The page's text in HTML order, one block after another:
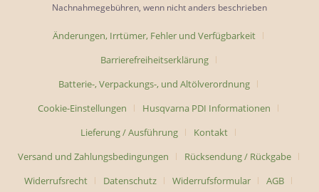
Nachnahmegebühren, wenn nicht anders beschrieben
Änderungen, Irrtümer, Fehler und Verfügbarkeit
Barrierefreiheitserklärung
Batterie-, Verpackungs-, und Altölverordnung
Cookie-Einstellungen
Husqvarna PDI Informationen
Lieferung / Ausführung
Kontakt
Versand und Zahlungsbedingungen
Rücksendung / Rückgabe
Widerrufsrecht
Datenschutz Widerrufsformular
AGB